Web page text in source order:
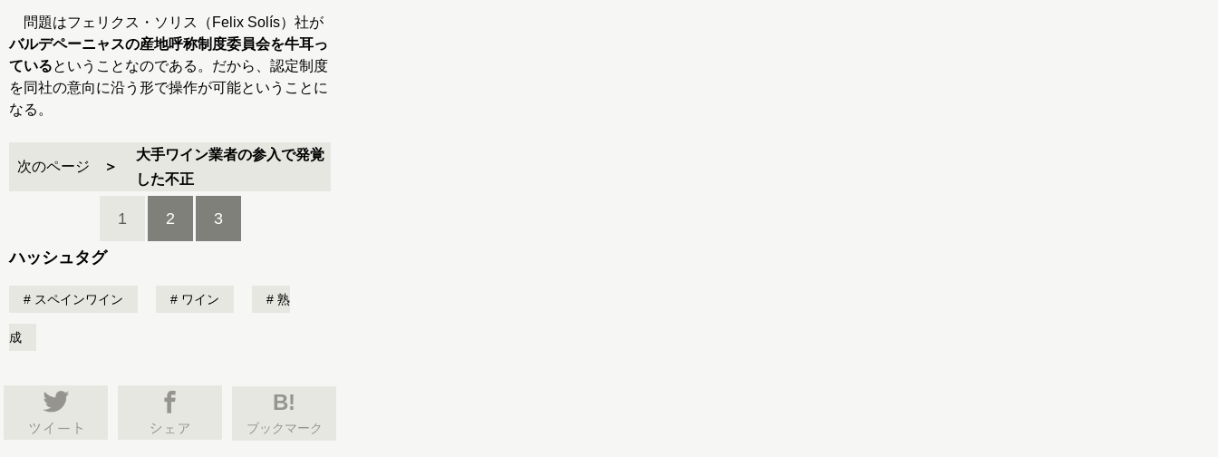
問題はフェリクス・ソリス（Felix Solís）社が
バルデペーニャスの産地呼称制度委員会を牛耳っ
ているということなのである。だから、認定制度
を同社の意向に沿う形で操作が可能ということに
なる。
次のページ
大手ワイン業者の参入で発覚
した不正
1 2 3
ハッシュタグ
スペインワイン ワイン 熟
成
B!
ブックマーク